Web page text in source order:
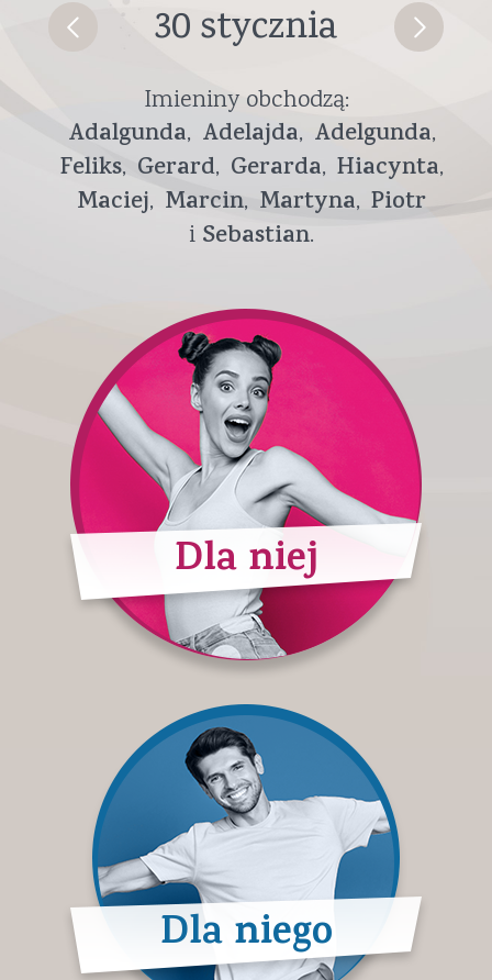
30 stycznia
Imieniny obchodzą:
Adalgunda Adelajda Adelgunda
Feliks Gerard Gerarda Hiacynta
Maciej Marcin Martyna Piotr
Sebastian
Dla niej
Dla niego